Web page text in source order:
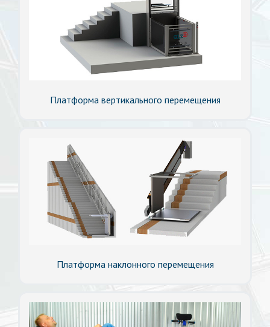
Платформа вертикального перемещения
Платформа наклонного перемещения